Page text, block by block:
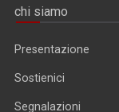
chi siamo
Presentazione
Sostienici
Segnalazioni